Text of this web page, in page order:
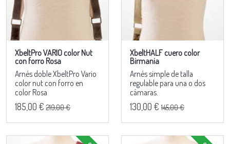
XbeltPro VARIO color Nut
con forro Rosa
Arnés doble XbeltPro Vario
color nut con forro en
color Rosa
185,00 € 219,00 €
XbeltHALF cuero color
Birmania
Arnés simple de talla
regulable para una o dos
cámaras.
130,00 € 145,00 €